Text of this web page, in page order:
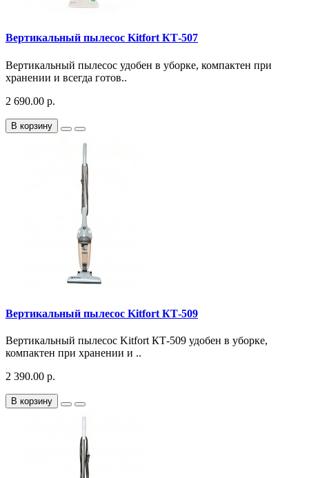
Вертикальный пылесос Kitfort КТ-507
Вертикальный пылесос удобен в уборке, компактен при
хранении и всегда готов..
2 690.00 р.
В корзину
Вертикальный пылесос Kitfort КТ-509
Вертикальный пылесос Kitfort КТ-509 удобен в уборке,
компактен при хранении и ..
2 390.00 р.
В корзину